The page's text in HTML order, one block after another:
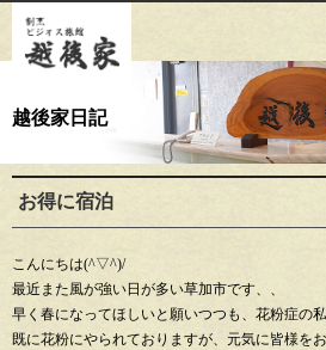
越後家日記
お得に宿泊
こんにちは(^▽^)/
最近また風が強い日が多い草加市です、、
早く春になってほしいと願いつつも、花粉症の
既に花粉にやられておりますが、元気に皆様を